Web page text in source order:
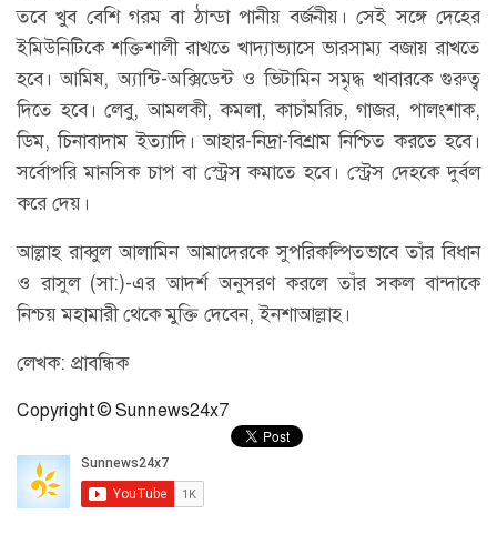
তবে খুব বেশি গরম বা ঠান্ডা পানীয় বর্জনীয়। সেই সঙ্গে দেহের
ইমিউনিটিকে শক্তিশালী রাখতে খাদ্যাভ্যাসে ভারসাম্য বজায় রাখতে
হবে। আমিষ, অ্যান্টি-অক্সিডেন্ট ও ভিটামিন সমৃদ্ধ খাবারকে গুরুত্ব
দিতে হবে। লেবু, আমলকী, কমলা, কাচাঁমরিচ, গাজর, পালংশাক,
ডিম, চিনাবাদাম ইত্যাদি। আহার-নিদ্রা-বিশ্রাম নিশ্চিত করতে হবে।
সর্বোপরি মানসিক চাপ বা স্ট্রেস কমাতে হবে। স্ট্রেস দেহকে দুর্বল
করে দেয়।
আল্লাহ রাব্বুল আলামিন আমাদেরকে সুপরিকল্পিতভাবে তাঁর বিধান
ও রাসুল (সা:)-এর আদর্শ অনুসরণ করলে তাঁর সকল বান্দাকে
নিশ্চয় মহামারী থেকে মুক্তি দেবেন, ইনশাআল্লাহ।
লেখক: প্রাবন্ধিক
Copyright © Sunnews24x7